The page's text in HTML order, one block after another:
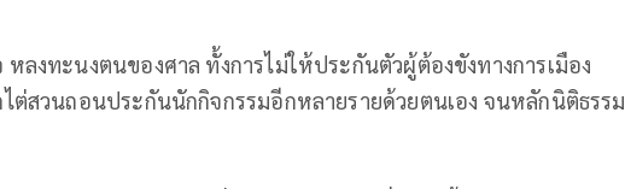
ลงทะนงตนของศาล ทั้งการไม่ให้ประกันตัวผู้ต้องขังทางการเมือง
ไต่สวนถอนประกันนักกิจกรรมอีกหลายรายด้วยตนเอง จนหลักนิติธรรม